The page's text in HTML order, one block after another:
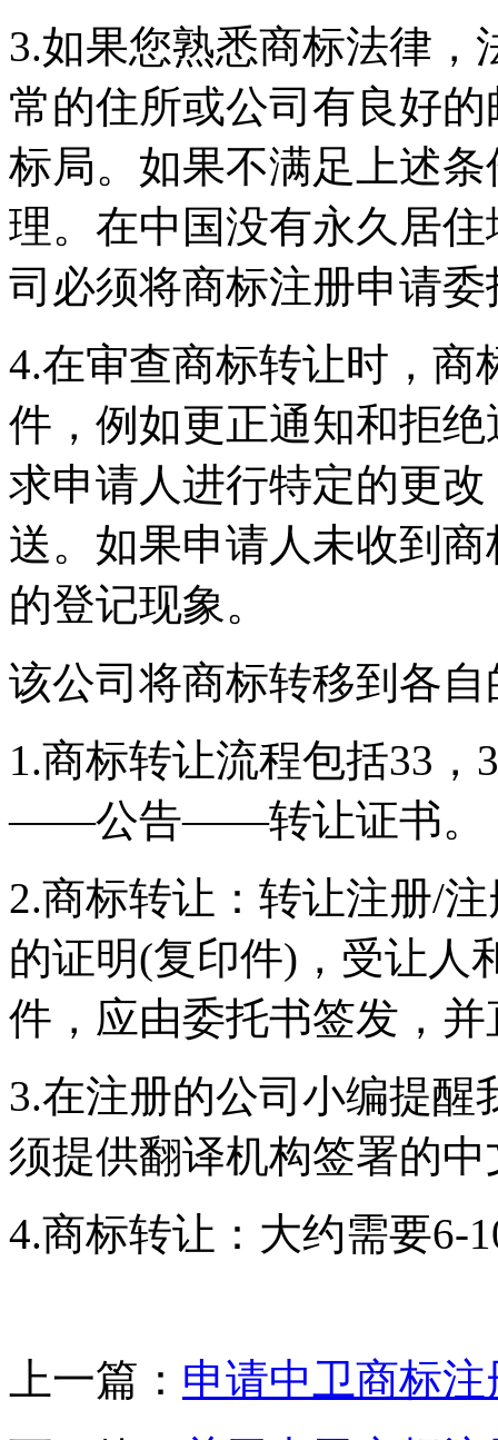
3.如果您熟悉商标法律
常的住所或公司有良好
标局。如果不满足上述
理。在中国没有永久居
司必须将商标注册申请
4.在审查商标转让时，商
件，例如更正通知和拒
求申请人进行特定的更
送。如果申请人未收到
的登记现象。
该公司将商标转移到各
1.商标转让流程包括33
——公告——转让证书。
2.商标转让：转让注册/
的证明(复印件)，受让人
件，应由委托书签发，
3.在注册的公司小编提
须提供翻译机构签署的
4.商标转让：大约需要6-
上一篇： 申请中卫商标